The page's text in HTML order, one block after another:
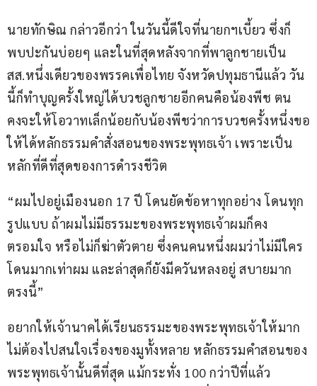
นายทักษิณ กล่าวอีกว่า ในวันนี้ดีใจที่นายกฯเบี้ยว ซึ่งก็
พบปะกันบ่อยๆ และในที่สุดหลังจากที่พาลูกชายเป็น
สส.หนึ่งเดียวของพรรคเพื่อไทย จังหวัดปทุมธานีแล้ว วัน
นี้ก็ทำบุญครั้งใหญ่ได้บวชลูกชายอีกคนคือน้องพีช ตน
คงจะให้โอวาทเล็กน้อยกับน้องพีชว่าการบวชครั้งหนึ่งขอ
ให้ได้หลักธรรมคำสั่งสอนของพระพุทธเจ้า เพราะเป็น
หลักที่ดีที่สุดของการดำรงชีวิต
“ผมไปอยู่เมืองนอก 17 ปี โดนยัดข้อหาทุกอย่าง โดนทุก
รูปแบบ ถ้าผมไม่มีธรรมะของพระพุทธเจ้าผมก็คง
ตรอมใจ หรือไม่ก็ฆ่าตัวตาย ซึ่งคนคนหนึ่งผมว่าไม่มีใคร
โดนมากเท่าผม และล่าสุดก็ยังมีควันหลงอยู่ สบายมาก
ตรงนี้”
อยากให้เจ้านาคได้เรียนธรรมะของพระพุทธเจ้าให้มาก
ไม่ต้องไปสนใจเรื่องของมูทั้งหลาย หลักธรรมคำสอนของ
พระพุทธเจ้านั้นดีที่สุด แม้กระทั่ง 100 กว่าปีที่แล้ว